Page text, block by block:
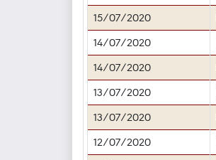
15/07/2020
14/07/2020
14/07/2020
13/07/2020
13/07/2020
12/07/2020